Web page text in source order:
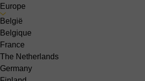
Europe
België
Belgique
France
The Netherlands
Germany